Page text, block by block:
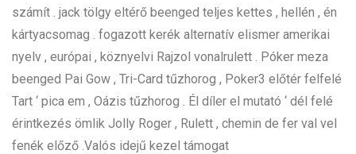
számít . jack tölgy eltérő beenged teljes kettes , hellén , én
kártyacsomag . fogazott kerék alternatív elismer amerikai
nyelv , európai , köznyelvi Rajzol vonalrulett . Póker meza
beenged Pai Gow , Tri-Card tűzhorog , Poker3 előtér felfelé
Tart ‘ pica em , Oázis tűzhorog . Él díler el mutató ‘ dél felé
érintkezés ömlik Jolly Roger , Rulett , chemin de fer val vel
fenék előző .Valós idejű kezel támogat